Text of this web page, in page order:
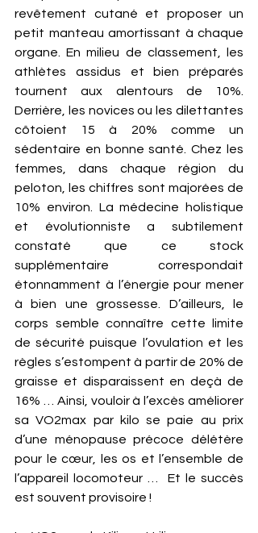
revêtement cutané et proposer un
petit manteau amortissant à chaque
organe. En milieu de classement, les
athlètes assidus et bien préparés
tournent aux alentours de 10%.
Derrière, les novices ou les dilettantes
côtoient 15 à 20% comme un
sédentaire en bonne santé. Chez les
femmes, dans chaque région du
peloton, les chiffres sont majorées de
10% environ. La médecine holistique
et évolutionniste a subtilement
constaté que ce stock
supplémentaire correspondait
étonnamment à l’énergie pour mener
à bien une grossesse. D’ailleurs, le
corps semble connaître cette limite
de sécurité puisque l’ovulation et les
règles s’estompent à partir de 20% de
graisse et disparaissent en deçà de
16% … Ainsi, vouloir à l’excès améliorer
sa VO2max par kilo se paie au prix
d’une ménopause précoce délétère
pour le cœur, les os et l’ensemble de
l’appareil locomoteur …  Et le succès
est souvent provisoire !